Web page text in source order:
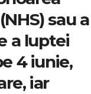
sau a
a luptei
4 iunie,
iar